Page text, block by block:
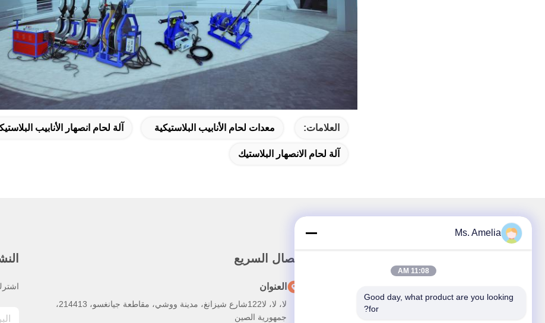
العلامات: معدات لحام الأنابيب البلاستيكية آلة لحام انصهار الأنابيب
آلة لحام الانصهار البلاستيك
الاتصال السريع
العنوان
لا، لا، لا122شارع شيزانغ، مدينة ووشي، مقاطعة جيانغسو، 214413،
جمهورية الصين
Ms. Amelia
11:08 AM
Good day, what product are you looking
for?